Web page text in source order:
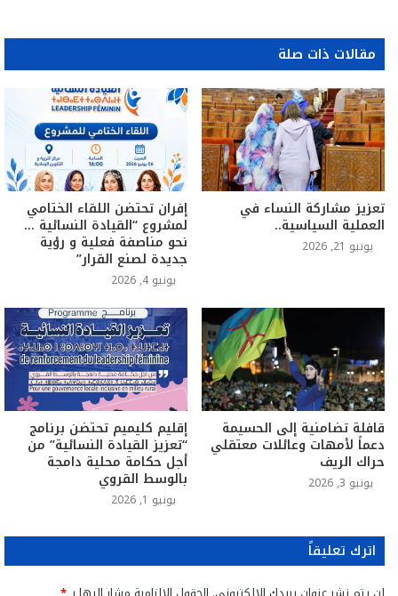
مقالات ذات صلة
تعزيز مشاركة النساء في
العملية السياسية..
يونيو 21, 2026
إفران تحتضن اللقاء الختامي
لمشروع “القيادة النسائية …
نحو مناصفة فعلية و رؤية
جديدة لصنع القرار”
يونيو 4, 2026
قافلة تضامنية إلى الحسيمة
دعماً لأمهات وعائلات معتقلي
حراك الريف
يونيو 3, 2026
إقليم كليميم تحتضن برنامج
“تعزيز القيادة النسائية” من
أجل حكامة محلية دامجة
بالوسط القروي
يونيو 1, 2026
اترك تعليقاً